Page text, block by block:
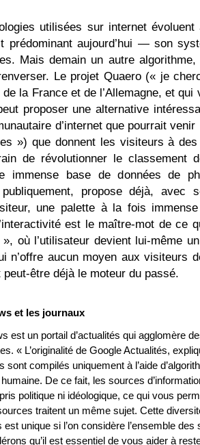
utilisées sur internet
prédominant aujourd’hui — son
Mais demain un autre
Le projet Quaero (« je
de la France et de l’Allemagne, et
proposer une alternative
d’internet que pourrait
») que donnent les visiteurs à
de révolutionner le classement
immense base de données de
publiquement, propose déjà, avec
une palette à la fois
est le maître-mot de ce
où l’utilisateur devient lui-même
n’offre aucun moyen aux visiteurs
peut-être déjà le moteur du passé.
et les journaux
est un portail d’actualités qui agglomère
« L’originalité de Google Actualités,
sont compilés uniquement à l’aide
De ce fait, les sources
politique ni idéologique, ce qui vous
traitent un même sujet. Cette
est unique si l’on considère l’ensemble
qu’il est essentiel de vous aider à